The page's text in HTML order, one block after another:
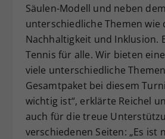
Säulen-Modell und neben
unterschiedliche Themen wie
Nachhaltigkeit und Inklusion.
Tennis für alle. Wir bieten
viele unterschiedliche
Gesamtpaket bei diesem
wichtig ist“, erklärte Reichel
auch für die treue
verschiedenen Seiten: „Es ist